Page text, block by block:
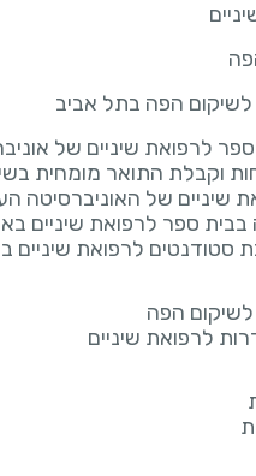
הפה בתל אביב
לרפואת שיניים של
וקבלת התואר מומחית
שיניים של האוניברסיטה
ספר לרפואת שיניים
סטודנטים לרפואת שיניים
לשיקום הפה
לרפואת שיניים